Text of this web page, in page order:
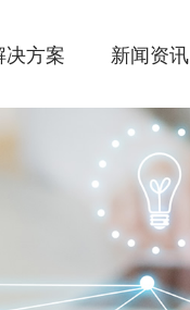
决方案 新闻资讯